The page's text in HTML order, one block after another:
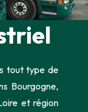
tout type de
Bourgogne,
et région